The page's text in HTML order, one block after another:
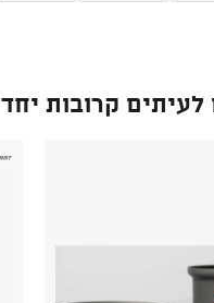
לעיתים קרובות יחד